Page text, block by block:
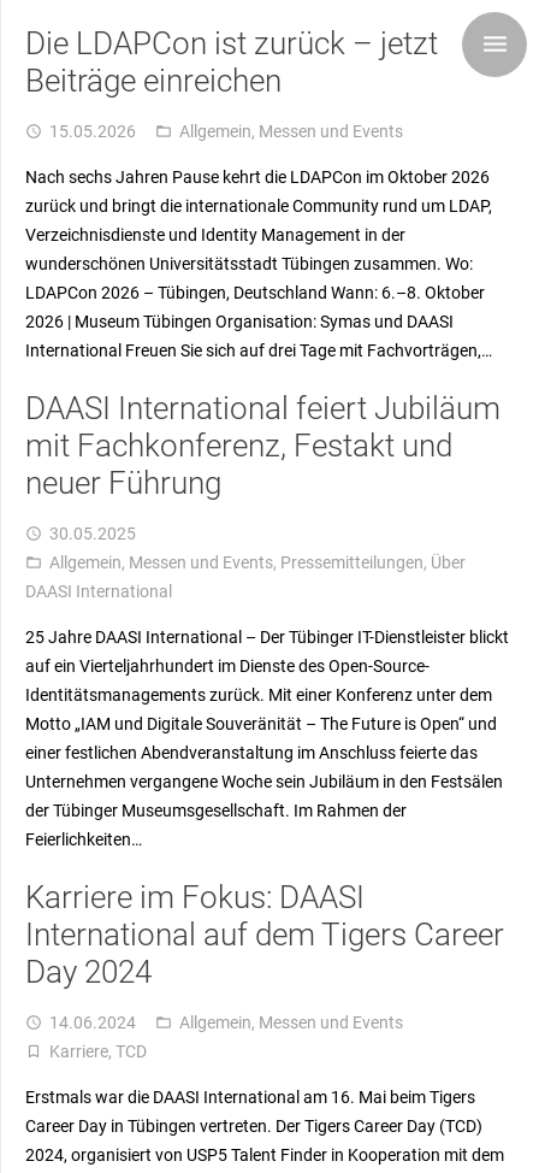
Die LDAPCon ist zurück – jetzt
Beiträge einreichen
access_time 15.05.2026 folder_open Allgemein, Messen und Events
Nach sechs Jahren Pause kehrt die LDAPCon im Oktober 2026
zurück und bringt die internationale Community rund um LDAP,
Verzeichnisdienste und Identity Management in der
wunderschönen Universitätsstadt Tübingen zusammen. Wo:
LDAPCon 2026 – Tübingen, Deutschland Wann: 6.–8. Oktober
2026 | Museum Tübingen Organisation: Symas und DAASI
International Freuen Sie sich auf drei Tage mit Fachvorträgen,…
DAASI International feiert Jubiläum
mit Fachkonferenz, Festakt und
neuer Führung
access_time 30.05.2025
folder_open Allgemein, Messen und Events, Pressemitteilungen, Über
DAASI International
25 Jahre DAASI International – Der Tübinger IT-Dienstleister blickt
auf ein Vierteljahrhundert im Dienste des Open-Source-
Identitätsmanagements zurück. Mit einer Konferenz unter dem
Motto „IAM und Digitale Souveränität – The Future is Open“ und
einer festlichen Abendveranstaltung im Anschluss feierte das
Unternehmen vergangene Woche sein Jubiläum in den Festsälen
der Tübinger Museumsgesellschaft. Im Rahmen der
Feierlichkeiten…
Karriere im Fokus: DAASI
International auf dem Tigers Career
Day 2024
access_time 14.06.2024 folder_open Allgemein, Messen und Events
turned_in_not Karriere, TCD
Erstmals war die DAASI International am 16. Mai beim Tigers
Career Day in Tübingen vertreten. Der Tigers Career Day (TCD)
2024, organisiert von USP5 Talent Finder in Kooperation mit dem